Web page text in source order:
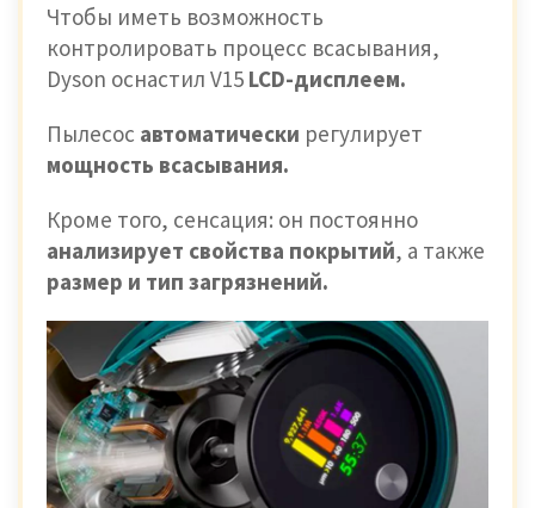
Чтобы иметь возможность
контролировать процесс всасывания,
Dyson оснастил V15 LCD-дисплеем.
Пылесос автоматически регулирует
мощность всасывания.
Кроме того, сенсация: он постоянно
анализирует свойства покрытий, а также
размер и тип загрязнений.